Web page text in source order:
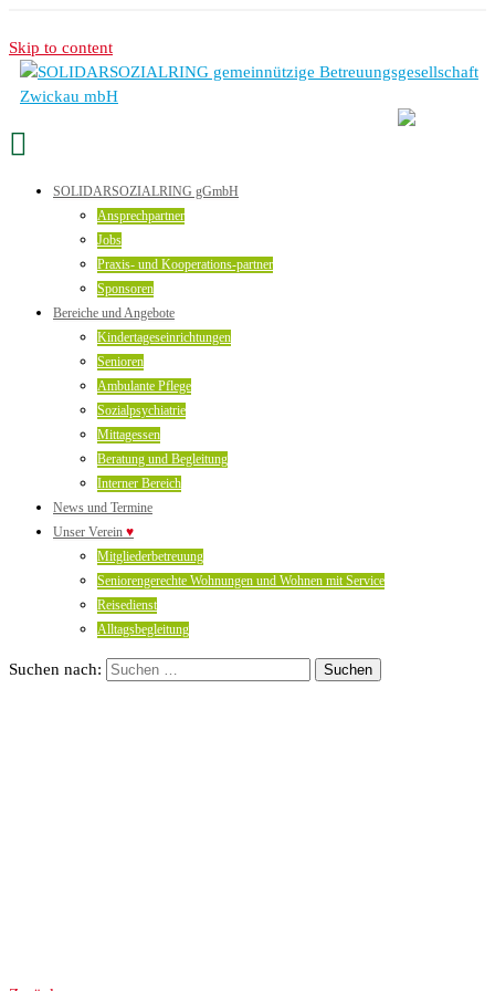
Skip to content
SOLIDARSOZIALRING gGmbH
Ansprechpartner
Jobs
Praxis- und Kooperations-partner
Sponsoren
Bereiche und Angebote
Kindertageseinrichtungen
Senioren
Ambulante Pflege
Sozialpsychiatrie
Mittagessen
Beratung und Begleitung
Interner Bereich
News und Termine
Unser Verein ♥
Mitgliederbetreuung
Seniorengerechte Wohnungen und Wohnen mit Service
Reisedienst
Alltagsbegleitung
Suchen nach: